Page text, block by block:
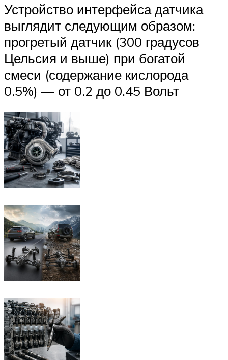
Устройство интерфейса датчика
выглядит следующим образом:
прогретый датчик (300 градусов
Цельсия и выше) при богатой
смеси (содержание кислорода
0.5%) — от 0.2 до 0.45 Вольт